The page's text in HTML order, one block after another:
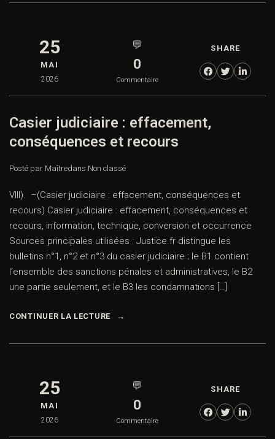
25
MAI
2026
💬
0
Commentaire
SHARE
Casier judiciaire : effacement,
conséquences et recours
Posté par Maîtredans Non classé
VIII). –(Casier judiciaire : effacement, conséquences et
recours) Casier judiciaire : effacement, conséquences et
recours, information, technique, conversion et occurrence
Sources principales utilisées : Justice.fr distingue les
bulletins n°1, n°2 et n°3 du casier judiciaire ; le B1 contient
l’ensemble des sanctions pénales et administratives, le B2
une partie seulement, et le B3 les condamnations […]
CONTINUER LA LECTURE
25
MAI
2026
💬
0
Commentaire
SHARE